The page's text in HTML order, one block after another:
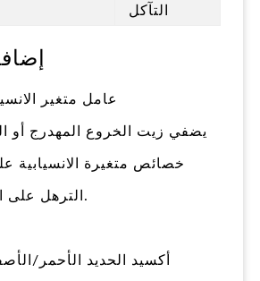
التآكل
عامل متغير الانسيابية
يضفي زيت الخروع المهدرج أو
خصائص متغيرة الانسيابية
الترهل على الأسطح الرأسية.
أكسيد الحديد الأحمر/